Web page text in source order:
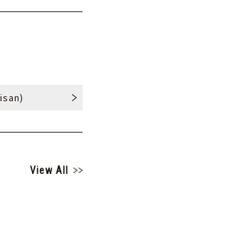
View All